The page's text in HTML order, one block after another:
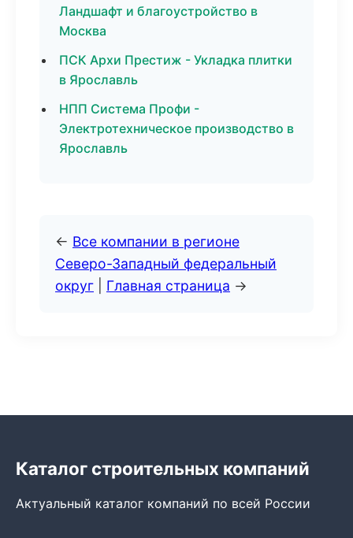
Ландшафт и благоустройство в
Москва
ПСК Архи Престиж - Укладка плитки
в Ярославль
НПП Система Профи -
Электротехническое производство в
Ярославль
← Все компании в регионе
Северо-Западный федеральный
округ
Главная страница →
Каталог строительных компаний
Актуальный каталог компаний по всей России